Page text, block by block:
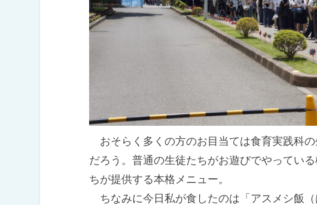
おそらく多くの方のお目当ては食育実践科
だろう。普通の生徒たちがお遊びでやってい
ちが提供する本格メニュー。
ちなみに今日私が食したのは「アスメシ飯（